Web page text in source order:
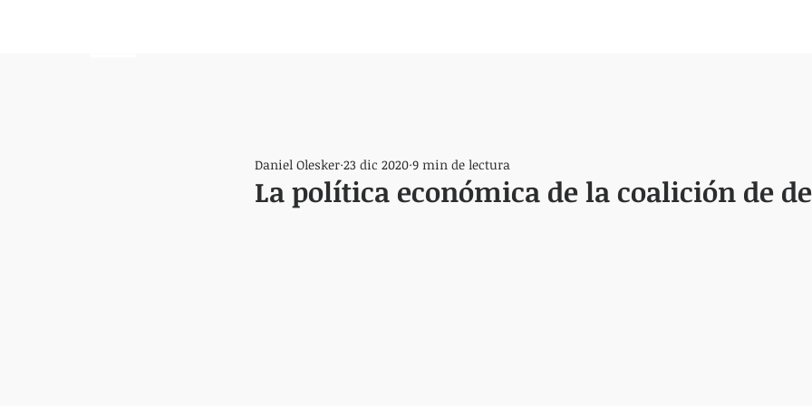
La política económica de la coalición de
Daniel Olesker 23 dic 2020 9 min de lectura